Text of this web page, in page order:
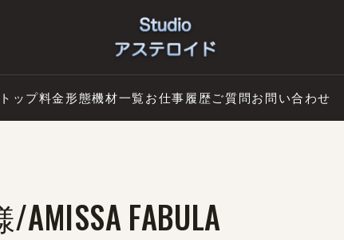
トップ料金形態機材一覧お仕事履歴ご質問お問い合わせ
/AMISSA FABULA